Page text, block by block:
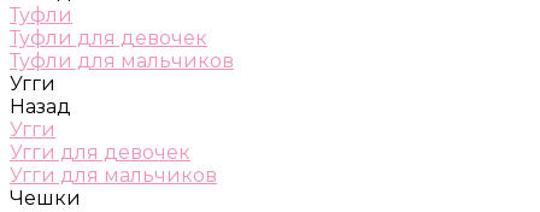
Туфли
Туфли для девочек
Туфли для мальчиков
Угги
Назад
Угги
Угги для девочек
Угги для мальчиков
Чешки